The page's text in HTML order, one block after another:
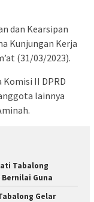
dan Kearsipan
Kunjungan Kerja
(31/03/2023).
II DPRD
lainnya
Tabalong
Guna
Gelar